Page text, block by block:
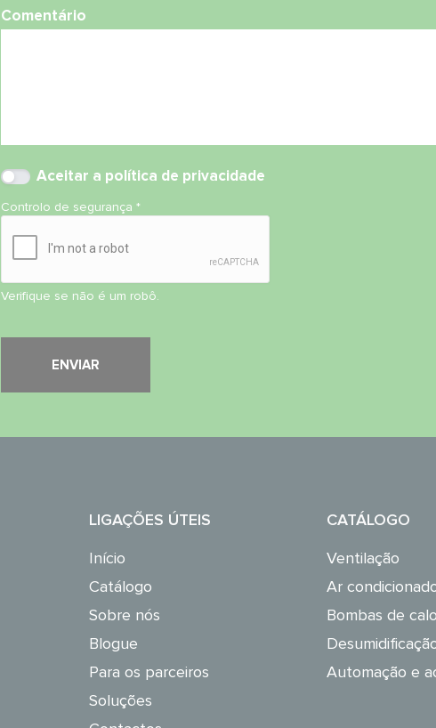
Comentário
Aceitar a política de privacidade
Controlo de segurança*
Verifique se não é um robô.
LIGAÇÕES ÚTEIS
Início
Catálogo
Sobre nós
Blogue
Para os parceiros
Soluções
CATÁLOGO
Ventilação
Ar
Bombas de
Automação e